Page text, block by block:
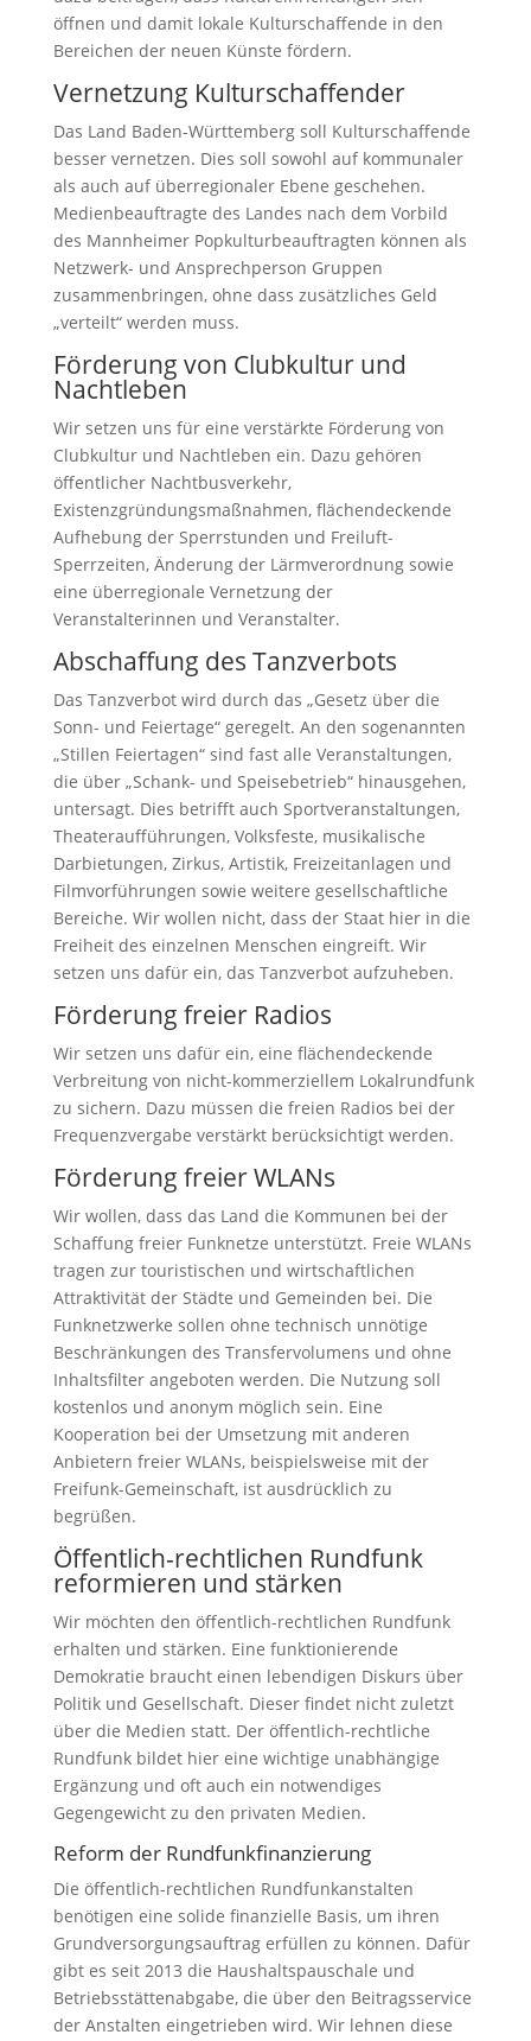
öffnen und damit lokale Kulturschaffende in den
Bereichen der neuen Künste fördern.
Vernetzung Kulturschaffender
Das Land Baden-Württemberg soll Kulturschaffende
besser vernetzen. Dies soll sowohl auf kommunaler
als auch auf überregionaler Ebene geschehen.
Medienbeauftragte des Landes nach dem Vorbild
des Mannheimer Popkulturbeauftragten können als
Netzwerk- und Ansprechperson Gruppen
zusammenbringen, ohne dass zusätzliches Geld
„verteilt“ werden muss.
Förderung von Clubkultur und
Nachtleben
Wir setzen uns für eine verstärkte Förderung von
Clubkultur und Nachtleben ein. Dazu gehören
öffentlicher Nachtbusverkehr,
Existenzgründungsmaßnahmen, flächendeckende
Aufhebung der Sperrstunden und Freiluft-
Sperrzeiten, Änderung der Lärmverordnung sowie
eine überregionale Vernetzung der
Veranstalterinnen und Veranstalter.
Abschaffung des Tanzverbots
Das Tanzverbot wird durch das „Gesetz über die
Sonn- und Feiertage“ geregelt. An den sogenannten
„Stillen Feiertagen“ sind fast alle Veranstaltungen,
die über „Schank- und Speisebetrieb“ hinausgehen,
untersagt. Dies betrifft auch Sportveranstaltungen,
Theateraufführungen, Volksfeste, musikalische
Darbietungen, Zirkus, Artistik, Freizeitanlagen und
Filmvorführungen sowie weitere gesellschaftliche
Bereiche. Wir wollen nicht, dass der Staat hier in die
Freiheit des einzelnen Menschen eingreift. Wir
setzen uns dafür ein, das Tanzverbot aufzuheben.
Förderung freier Radios
Wir setzen uns dafür ein, eine flächendeckende
Verbreitung von nicht-kommerziellem Lokalrundfunk
zu sichern. Dazu müssen die freien Radios bei der
Frequenzvergabe verstärkt berücksichtigt werden.
Förderung freier WLANs
Wir wollen, dass das Land die Kommunen bei der
Schaffung freier Funknetze unterstützt. Freie WLANs
tragen zur touristischen und wirtschaftlichen
Attraktivität der Städte und Gemeinden bei. Die
Funknetzwerke sollen ohne technisch unnötige
Beschränkungen des Transfervolumens und ohne
Inhaltsfilter angeboten werden. Die Nutzung soll
kostenlos und anonym möglich sein. Eine
Kooperation bei der Umsetzung mit anderen
Anbietern freier WLANs, beispielsweise mit der
Freifunk-Gemeinschaft, ist ausdrücklich zu
begrüßen.
Öffentlich-rechtlichen Rundfunk
reformieren und stärken
Wir möchten den öffentlich-rechtlichen Rundfunk
erhalten und stärken. Eine funktionierende
Demokratie braucht einen lebendigen Diskurs über
Politik und Gesellschaft. Dieser findet nicht zuletzt
über die Medien statt. Der öffentlich-rechtliche
Rundfunk bildet hier eine wichtige unabhängige
Ergänzung und oft auch ein notwendiges
Gegengewicht zu den privaten Medien.
Reform der Rundfunkfinanzierung
Die öffentlich-rechtlichen Rundfunkanstalten
benötigen eine solide finanzielle Basis, um ihren
Grundversorgungsauftrag erfüllen zu können. Dafür
gibt es seit 2013 die Haushaltspauschale und
Betriebsstättenabgabe, die über den Beitragsservice
der Anstalten eingetrieben wird. Wir lehnen diese